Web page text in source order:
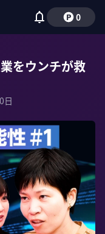
0
をウンチが救
日